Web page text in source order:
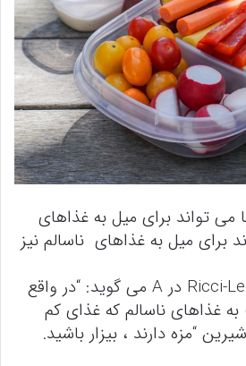
تواند برای میل به غذاهای
برای میل به غذاهای ناسالم نیز
Ricci-Lee Hotz ، MS ، RDN در A می گوید: “در واقع
غذاهای ناسالم که غذای کم
“مزه دارند ، بیزار باشید.